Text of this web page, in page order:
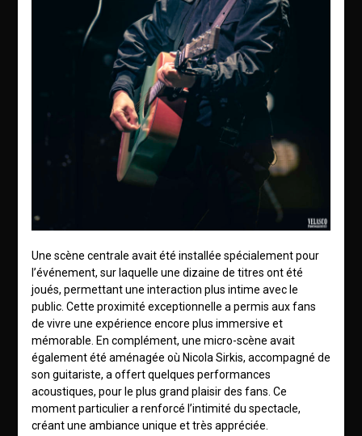
Une scène centrale avait été installée spécialement pour
l’événement, sur laquelle une dizaine de titres ont été
joués, permettant une interaction plus intime avec le
public. Cette proximité exceptionnelle a permis aux fans
de vivre une expérience encore plus immersive et
mémorable. En complément, une micro-scène avait
également été aménagée où Nicola Sirkis, accompagné de
son guitariste, a offert quelques performances
acoustiques, pour le plus grand plaisir des fans. Ce
moment particulier a renforcé l’intimité du spectacle,
créant une ambiance unique et très appréciée.